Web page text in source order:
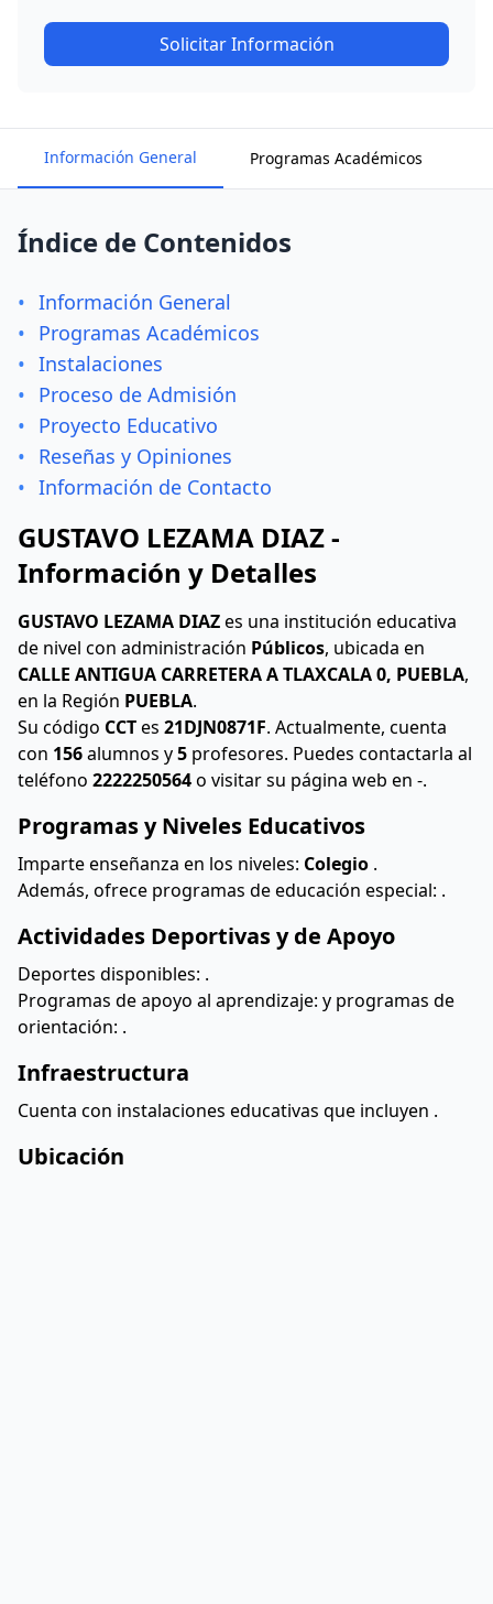
Solicitar Información
Información General Programas Académicos
Índice de Contenidos
• Información General
• Programas Académicos
• Instalaciones
• Proceso de Admisión
• Proyecto Educativo
• Reseñas y Opiniones
• Información de Contacto
GUSTAVO LEZAMA DIAZ -
Información y Detalles
GUSTAVO LEZAMA DIAZes una institución educativa
de nivel con administración Públicos, ubicada en
CALLE ANTIGUA CARRETERA A TLAXCALA 0, PUEBLA,
en la Región PUEBLA.
Su código CCTes 21DJN0871F. Actualmente, cuenta
con 156alumnos y5 profesores. Puedes contactarla al
teléfono 2222250564o visitar su página web en -.
Programas y Niveles Educativos
Imparte enseñanza en los niveles: Colegio .
Además, ofrece programas de educación especial: .
Actividades Deportivas y de Apoyo
Deportes disponibles: .
Programas de apoyo al aprendizaje: y programas de
orientación: .
Infraestructura
Cuenta con instalaciones educativas que incluyen .
Ubicación